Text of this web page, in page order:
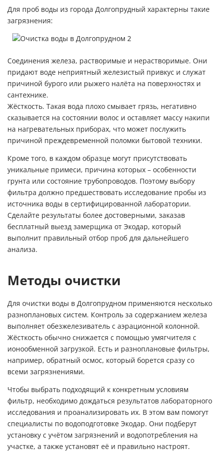
Для проб воды из города Долгопрудный характерны такие
загрязнения:
Соединения железа, растворимые и нерастворимые. Они
придают воде неприятный железистый привкус и служат
причиной бурого или рыжего налёта на поверхностях и
сантехнике.
Жёсткость. Такая вода плохо смывает грязь, негативно
сказывается на состоянии волос и оставляет массу накипи
на нагревательных приборах, что может послужить
причиной преждевременной поломки бытовой техники.
Кроме того, в каждом образце могут присутствовать
уникальные примеси, причина которых – особенности
грунта или состояние трубопроводов. Поэтому выбору
фильтра должно предшествовать исследование пробы из
источника воды в сертифицированной лаборатории.
Сделайте результаты более достоверными, заказав
бесплатный выезд замерщика от Экодар, который
выполнит правильный отбор проб для дальнейшего
анализа.
Методы очистки
Для очистки воды в Долгопрудном применяются несколько
разноплановых систем. Контроль за содержанием железа
выполняет обезжелезиватель с аэрационной колонной.
Жёсткость обычно снижается с помощью умягчителя с
ионообменной загрузкой. Есть и разноплановые фильтры,
например, обратный осмос, который борется сразу со
всеми загрязнениями.
Чтобы выбрать подходящий к конкретным условиям
фильтр, необходимо дождаться результатов лабораторного
исследования и проанализировать их. В этом вам помогут
специалисты по водоподготовке Экодар. Они подберут
установку с учётом загрязнений и водопотребления на
участке, а также установят её и правильно настроят.